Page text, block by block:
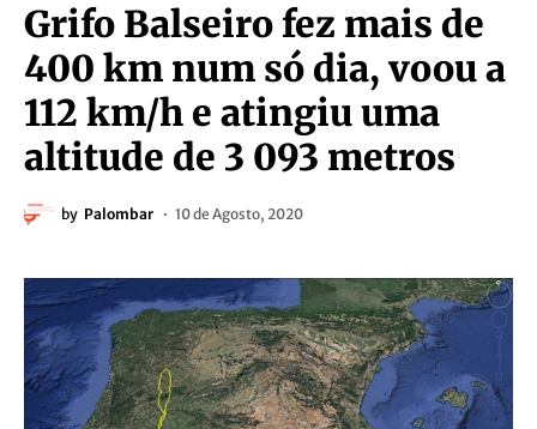
Grifo Balseiro fez mais de
400 km num só dia, voou a
112 km/h e atingiu uma
altitude de 3 093 metros
by Palombar 10 de Agosto, 2020